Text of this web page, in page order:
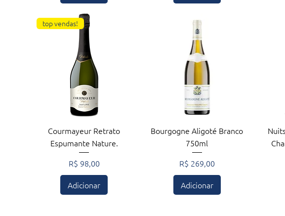
Visualização rápida
top vendas!
Courmayeur Retrato
Espumante Nature.
Preço
R$ 98,00
Adicionar
Visualização rápida
Bourgogne Aligoté Branco
750ml
Preço
R$ 269,00
Adicionar